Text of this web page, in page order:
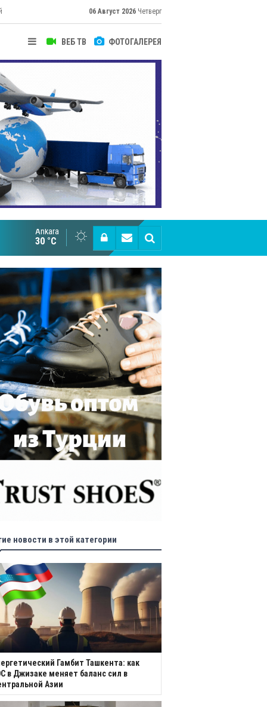
06 Август 2026 Четверг
ВЕБ ТВ ФОТОГАЛЕРЕЯ
Великий Шёлковый путь объединяет таланты в
Ankara
30 °C
новости в этой категории
Гамбит Ташкента: как
в Джизаке меняет баланс сил в
Азии